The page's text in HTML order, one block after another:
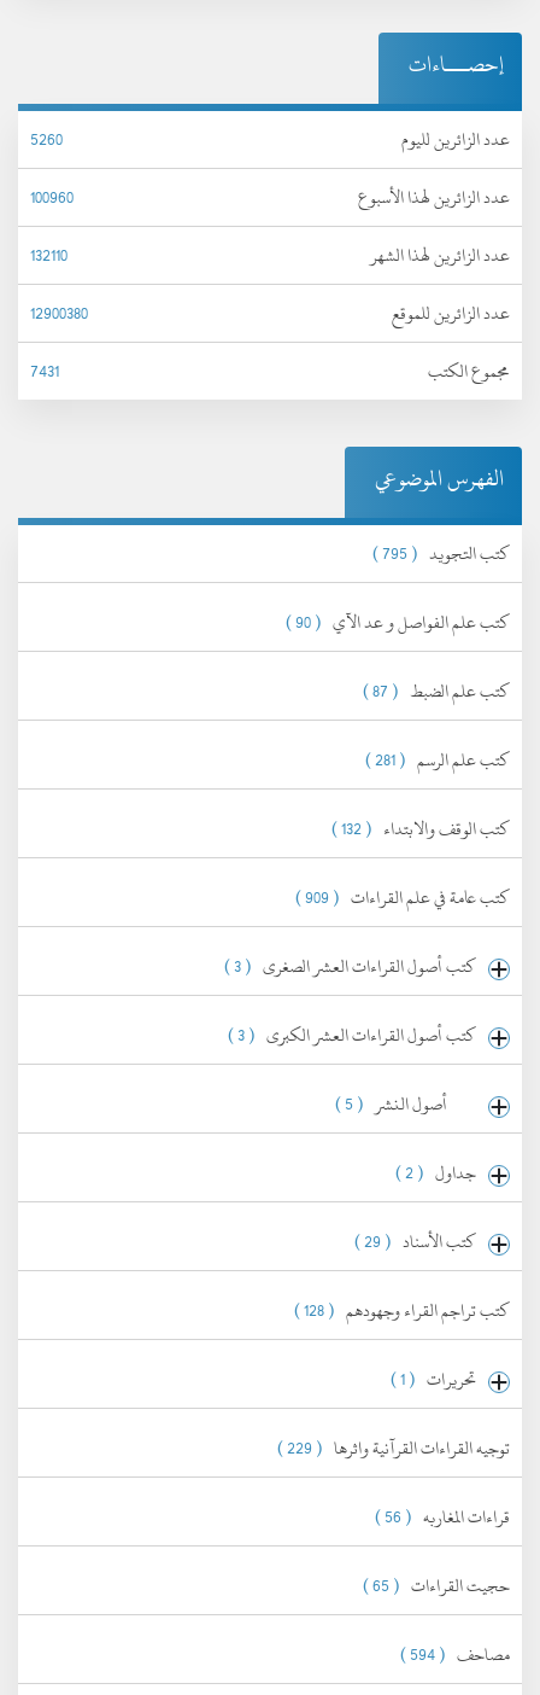
إحصـــاءات
عدد الزائرين لليوم
5260
عدد الزائرين لهذا الأسبوع
100960
عدد الزائرين لهذا الشهر
132110
عدد الزائرين للموقع
12900380
مجموع الكتب
7431
الفهرس الموضوعي
كتب التجويد ( 795 )
كتب علم الفواصل و عد الآي ( 90 )
كتب علم الضبط ( 87 )
كتب علم الرسم ( 281 )
كتب الوقف والابتداء ( 132 )
كتب عامة في علم القراءات ( 909 )
كتب أصول القراءات العشر الصغرى ( 3 )
كتب أصول القراءات العشر الكبرى ( 3 )
أصول النشر ( 5 )
جداول ( 2 )
كتب الأسناد ( 29 )
كتب تراجم القراء وجهودهم ( 128 )
تحريرات ( 1 )
توجيه القراءات القرآنية واثرها ( 229 )
قراءات المغاربه ( 56 )
حجيت القراءات ( 65 )
مصاحف ( 594 )